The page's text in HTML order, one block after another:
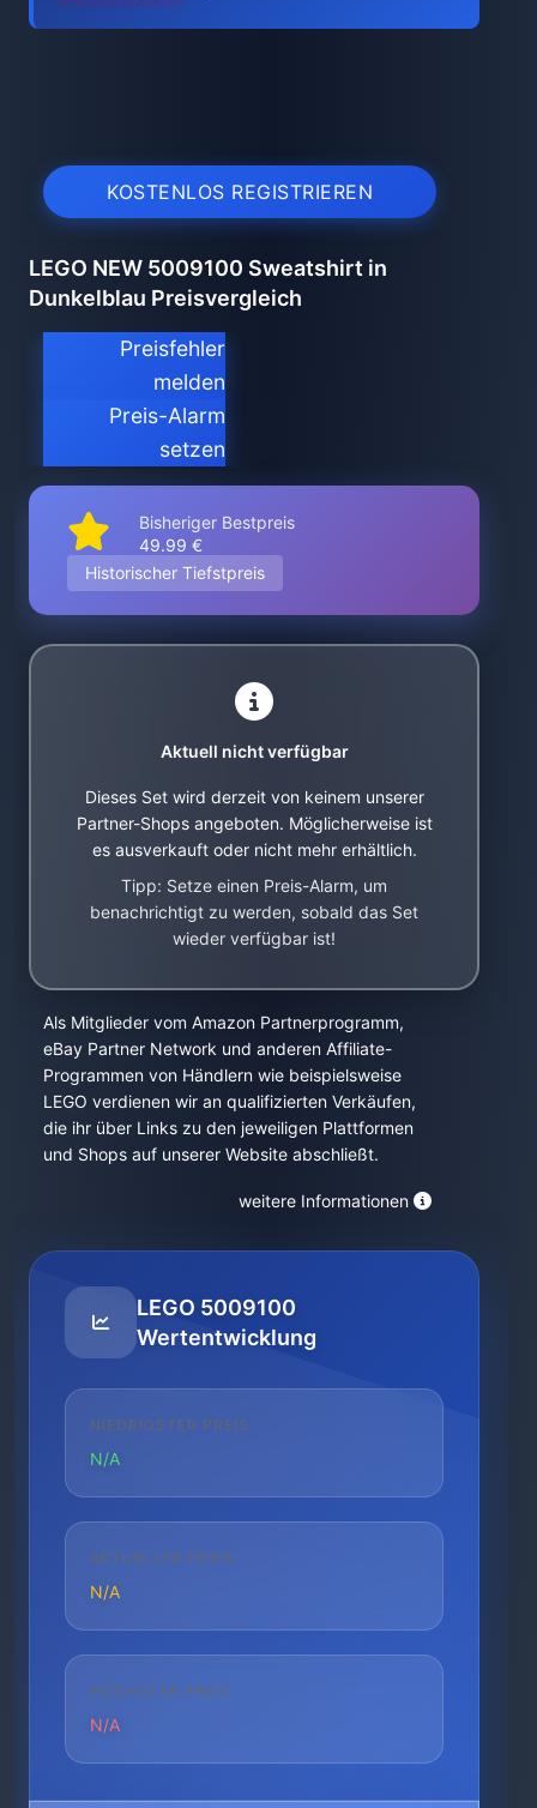
KOSTENLOS REGISTRIEREN
LEGO NEW 5009100 Sweatshirt in
Dunkelblau Preisvergleich
Preisfehler
melden
Preis-Alarm
setzen
Bisheriger Bestpreis
49.99 €
Historischer Tiefstpreis
Aktuell nicht verfügbar
Dieses Set wird derzeit von keinem unserer
Partner-Shops angeboten. Möglicherweise ist
es ausverkauft oder nicht mehr erhältlich.
Tipp: Setze einen Preis-Alarm, um
benachrichtigt zu werden, sobald das Set
wieder verfügbar ist!
Als Mitglieder vom Amazon Partnerprogramm,
eBay Partner Network und anderen Affiliate-
Programmen von Händlern wie beispielsweise
LEGO verdienen wir an qualifizierten Verkäufen,
die ihr über Links zu den jeweiligen Plattformen
und Shops auf unserer Website abschließt.
weitere Informationen
LEGO 5009100
Wertentwicklung
NIEDRIGSTER PREIS
N/A
AKTUELLER PREIS
N/A
HÖCHSTER PREIS
N/A